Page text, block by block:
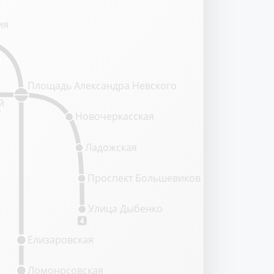
4
Площадь Александра Невского
Новочеркасская
Ладожская
Проспект Большевиков
Улица Дыбенко
Ломоносовская
Елизаровская